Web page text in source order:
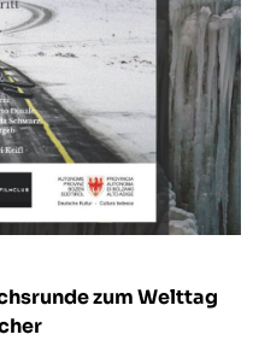
zum Welttag